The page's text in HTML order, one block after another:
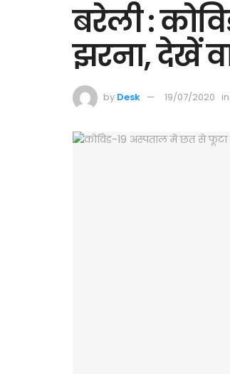
बरेली :
झरना, देखें
by Desk 19/07/2020 in